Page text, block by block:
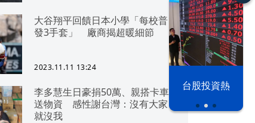
漢光42演習 台股投資熱
大谷翔平回饋日本小學「每校普
發3手套」 廠商揭超暖細節
2023.11.11 13:24
李多慧生日豪捐50萬、親搭卡車
送物資 感性謝台灣：沒有大家
就沒我